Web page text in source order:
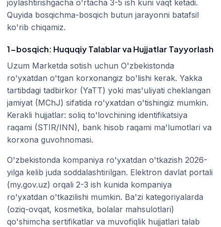
joylashtirishgacha o'rtacha 3-5 ish kuni vaqt ketadi.
Quyida bosqichma-bosqich butun jarayonni batafsil
ko'rib chiqamiz.
1-bosqich: Huquqiy Talablar va Hujjatlar Tayyorlash
Uzum Marketda sotish uchun O'zbekistonda
ro'yxatdan o'tgan korxonangiz bo'lishi kerak. Yakka
tartibdagi tadbirkor (YaTT) yoki mas'uliyati cheklangan
jamiyat (MChJ) sifatida ro'yxatdan o'tishingiz mumkin.
Kerakli hujjatlar: soliq to'lovchining identifikatsiya
raqami (STIR/INN), bank hisob raqami ma'lumotlari va
korxona guvohnomasi.
O'zbekistonda kompaniya ro'yxatdan o'tkazish 2026-
yilga kelib juda soddalashtirilgan. Elektron davlat portali
(my.gov.uz) orqali 2-3 ish kunida kompaniya
ro'yxatdan o'tkazilishi mumkin. Ba'zi kategoriyalarda
(oziq-ovqat, kosmetika, bolalar mahsulotlari)
qo'shimcha sertifikatlar va muvofiqlik hujjatlari talab